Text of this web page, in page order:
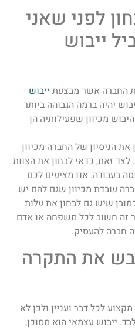
לפני שאני
ייבוש
החברה אשר מבצעת ייבוש
יהיה ברמה הגבוהה ביותר
מכיוון שפעילותיה הן
הניסיון של החברה מכיוון
זאת, כדאי לבחון את הצוות
בעבודה. אנו מציעים לכם
עובדת מכיוון שגם להם יש
שיש גם לבחון את עלות
זה חשוב לכל משפחה או אדם
חברה להעסיק.
את התקרה
לכל דבר ועניין ולכן לא
ייבוש עצמאי הוא מסוכן,